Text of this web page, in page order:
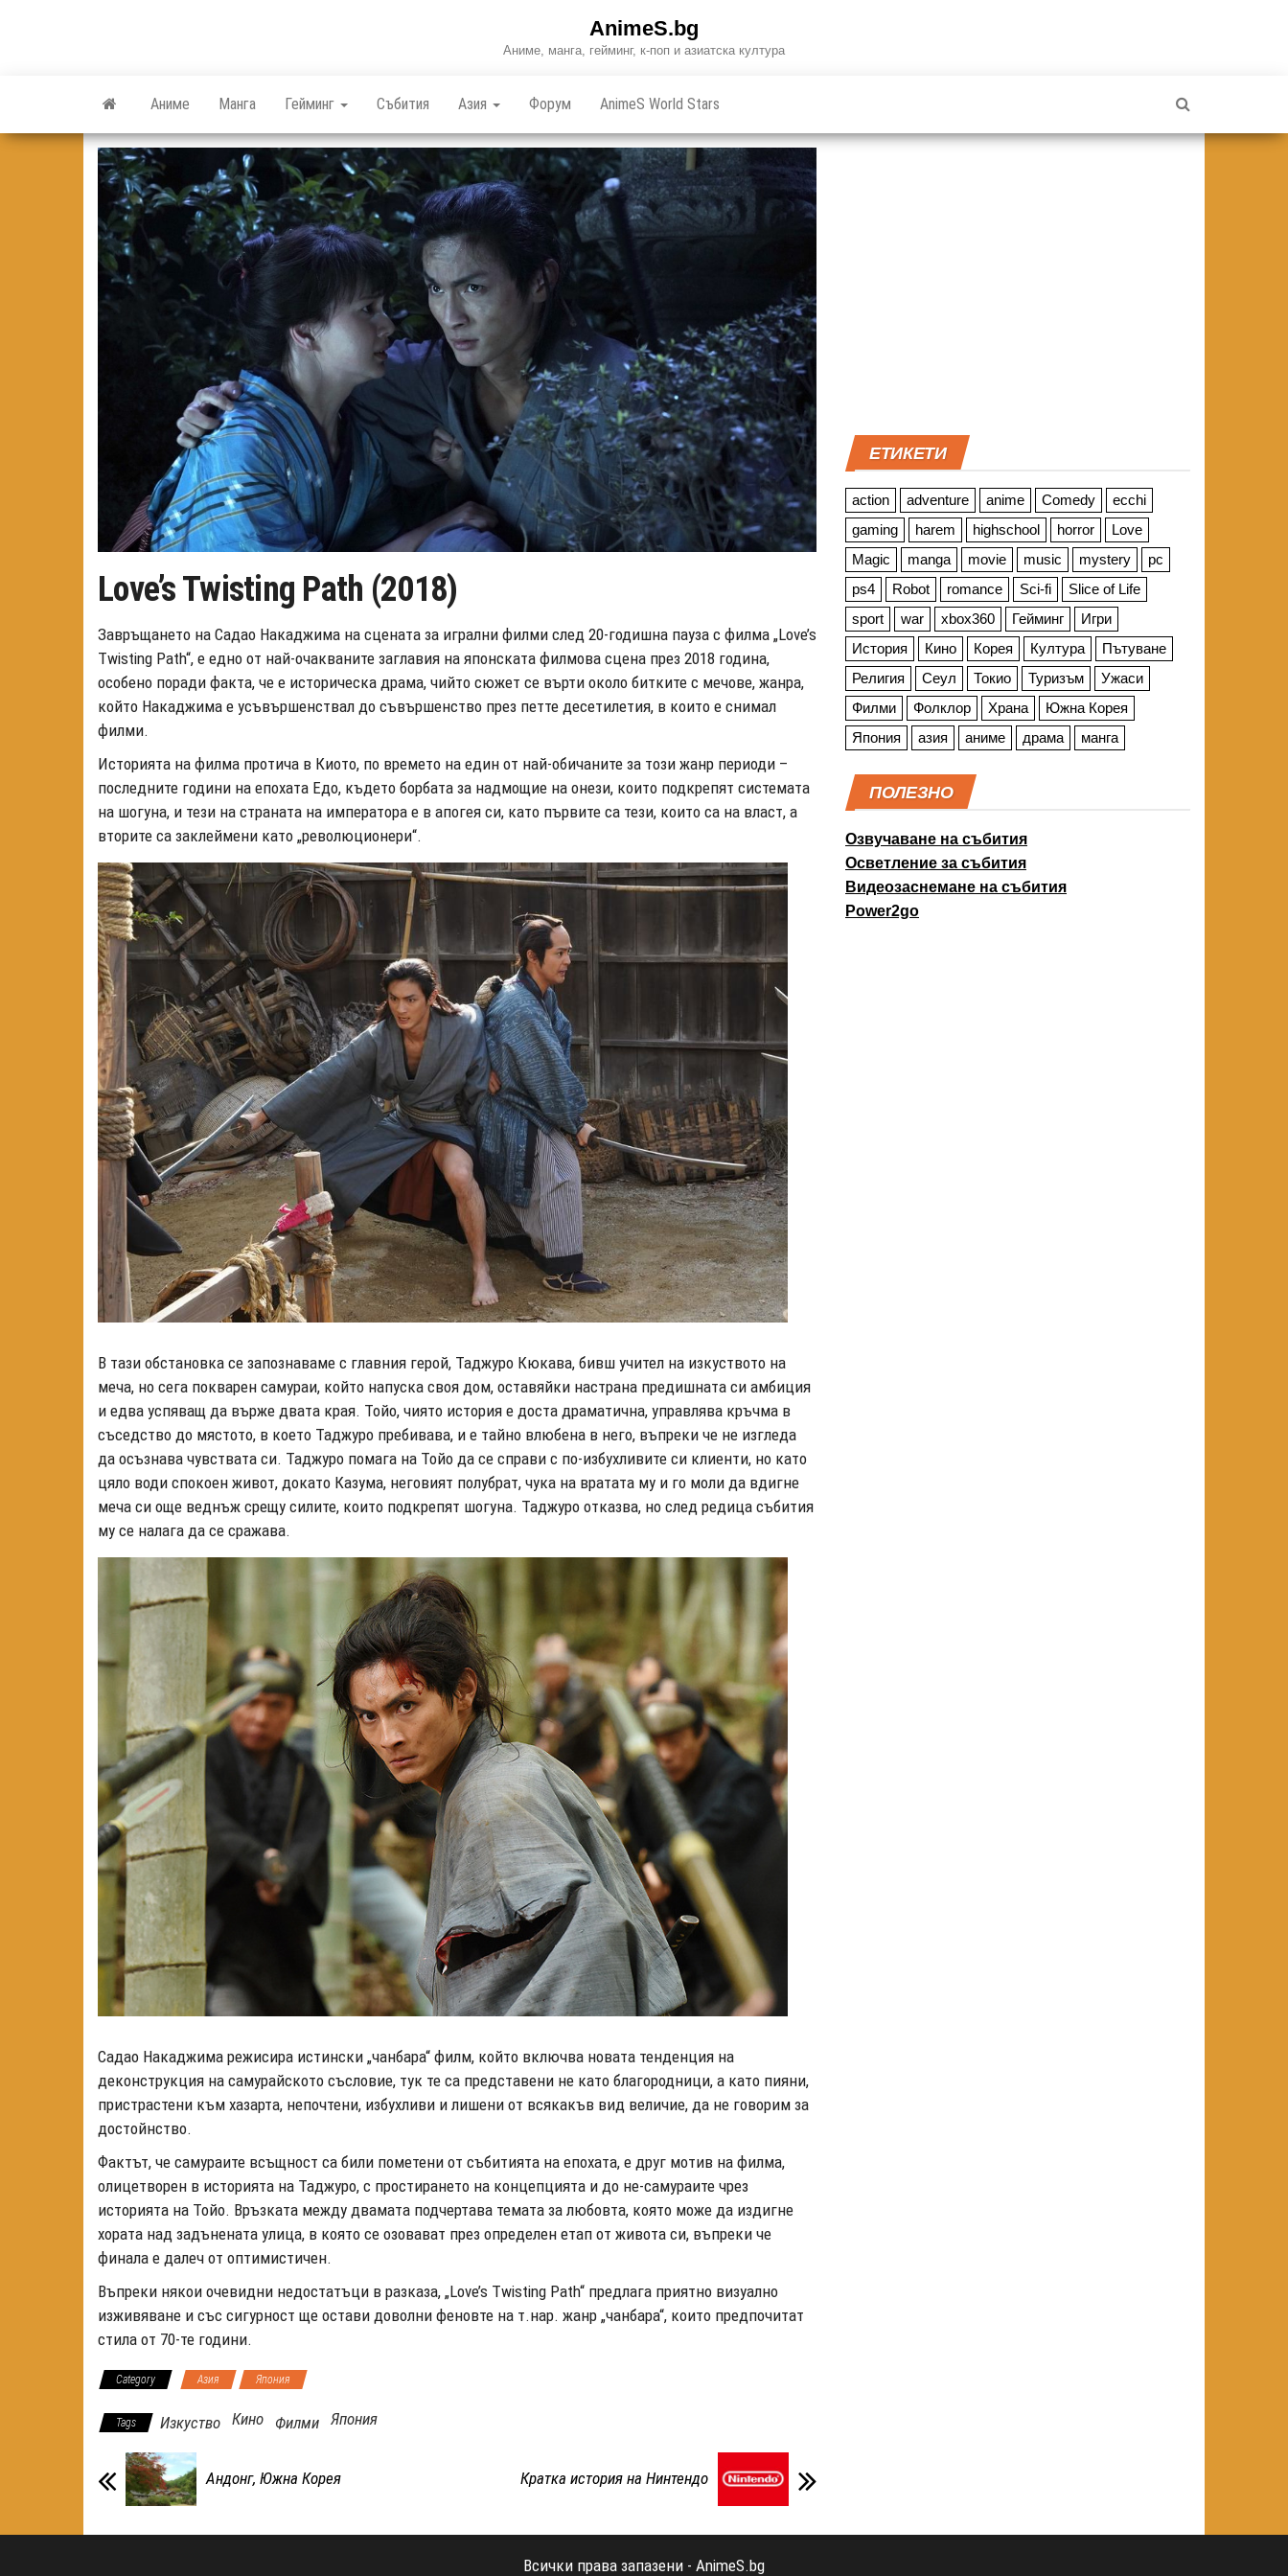
AnimeS.bg
Аниме, манга, гейминг, к-поп и азиатска култура
Аниме Манга Гейминг Събития Азия Форум AnimeS World Stars
Love’s Twisting Path (2018)
Завръщането на Садао Накаджима на сцената за игрални филми след 20-годишна пауза с филма „Love’s
Twisting Path“, е едно от най-очакваните заглавия на японската филмова сцена през 2018 година,
особено поради факта, че е историческа драма, чийто сюжет се върти около битките с мечове, жанра,
който Накаджима е усъвършенствал до съвършенство през петте десетилетия, в които е снимал
филми.
Историята на филма протича в Киото, по времето на един от най-обичаните за този жанр периоди –
последните години на епохата Едо, където борбата за надмощие на онези, които подкрепят системата
на шогуна, и тези на страната на императора е в апогея си, като първите са тези, които са на власт, а
вторите са заклеймени като „революционери“.
В тази обстановка се запознаваме с главния герой, Таджуро Кюкава, бивш учител на изкуството на
меча, но сега покварен самураи, който напуска своя дом, оставяйки настрана предишната си амбиция
и едва успяващ да върже двата края. Тойо, чиято история е доста драматична, управлява кръчма в
съседство до мястото, в което Таджуро пребивава, и е тайно влюбена в него, въпреки че не изгледа
да осъзнава чувствата си. Таджуро помага на Тойо да се справи с по-избухливите си клиенти, но като
цяло води спокоен живот, докато Казума, неговият полубрат, чука на вратата му и го моли да вдигне
меча си още веднъж срещу силите, които подкрепят шогуна. Таджуро отказва, но след редица събития
му се налага да се сражава.
Садао Накаджима режисира истински „чанбара“ филм, който включва новата тенденция на
деконструкция на самурайското съсловие, тук те са представени не като благородници, а като пияни,
пристрастени към хазарта, непочтени, избухливи и лишени от всякакъв вид величие, да не говорим за
достойнство.
Фактът, че самураите всъщност са били пометени от събитията на епохата, е друг мотив на филма,
олицетворен в историята на Таджуро, с простирането на концепцията и до не-самураите чрез
историята на Тойо. Връзката между двамата подчертава темата за любовта, която може да издигне
хората над задънената улица, в която се озовават през определен етап от живота си, въпреки че
финала е далеч от оптимистичен.
Въпреки някои очевидни недостатъци в разказа, „Love’s Twisting Path“ предлага приятно визуално
изживяване и със сигурност ще остави доволни феновте на т.нар. жанр „чанбара“, които предпочитат
стила от 70-те години.
Category Азия Япония
Tags Изкуство Кино Филми Япония
Андонг, Южна Корея Кратка история на Нинтендо
ЕТИКЕТИ
action adventure anime Comedy
ecchi
gaming
harem highschool horror
Love
Magic
manga movie music mystery
pc
ps4
Robot romance Sci-fi
Slice of Life
sport
war xbox360 Гейминг
Игри
История
Кино Корея Култура
Пътуване
Религия
Сеул Токио Туризъм
Ужаси
Филми
Фолклор Храна
Южна Корея
Япония
азия аниме драма манга
ПОЛЕЗНО
Озвучаване на събития
Осветление за събития
Видеозаснемане на събития
Power2go
Всички права запазени - AnimeS.bg